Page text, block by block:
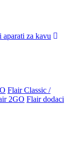
aparati za kavu
Flair Classic /
2GO Flair dodaci